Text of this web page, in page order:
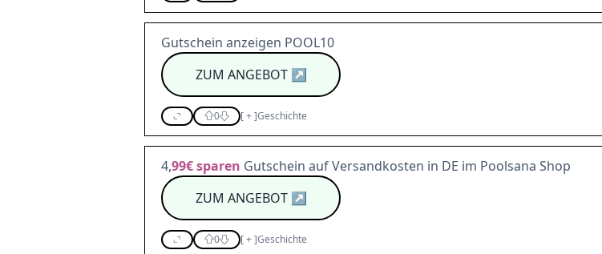
Gutschein anzeigen POOL10
ZUM ANGEBOT↗
0 [+]Geschichte
4,99€sparen Gutschein auf Versandkosten in DE im Poolsana Shop
ZUM ANGEBOT↗
0 [+]Geschichte